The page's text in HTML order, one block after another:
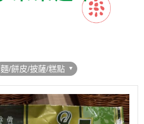
麵/餅皮/披薩/糕點